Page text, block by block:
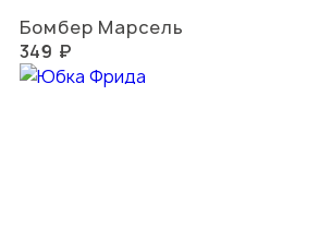
Бомбер Марсель
349 ₽